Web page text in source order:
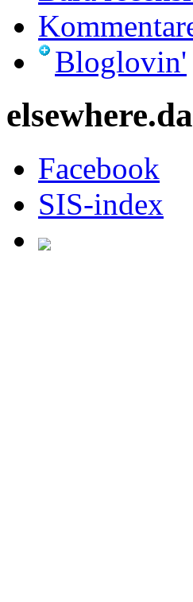
Bloglovin'
Facebook
SIS-index